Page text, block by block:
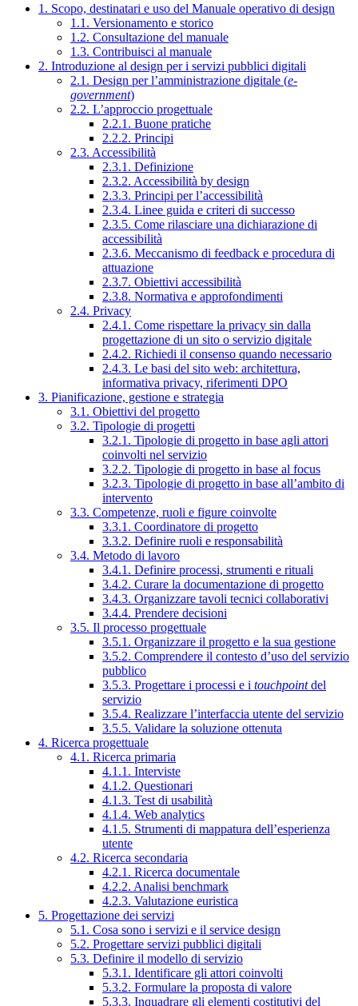
1. Scopo, destinatari e uso del Manuale operativo di design
1.1. Versionamento e storico
1.2. Consultazione del manuale
1.3. Contribuisci al manuale
2. Introduzione al design per i servizi pubblici digitali
2.1. Design per l’amministrazione digitale (e-
government)
2.2. L’approccio progettuale
2.2.1. Buone pratiche
2.2.2. Principi
2.3. Accessibilità
2.3.1. Definizione
2.3.2. Accessibilità by design
2.3.3. Principi per l’accessibilità
2.3.4. Linee guida e criteri di successo
2.3.5. Come rilasciare una dichiarazione di
accessibilità
2.3.6. Meccanismo di feedback e procedura di
attuazione
2.3.7. Obiettivi accessibilità
2.3.8. Normativa e approfondimenti
2.4. Privacy
2.4.1. Come rispettare la privacy sin dalla
progettazione di un sito o servizio digitale
2.4.2. Richiedi il consenso quando necessario
2.4.3. Le basi del sito web: architettura,
informativa privacy, riferimenti DPO
3. Pianificazione, gestione e strategia
3.1. Obiettivi del progetto
3.2. Tipologie di progetti
3.2.1. Tipologie di progetto in base agli attori
coinvolti nel servizio
3.2.2. Tipologie di progetto in base al focus
3.2.3. Tipologie di progetto in base all’ambito di
intervento
3.3. Competenze, ruoli e figure coinvolte
3.3.1. Coordinatore di progetto
3.3.2. Definire ruoli e responsabilità
3.4. Metodo di lavoro
3.4.1. Definire processi, strumenti e rituali
3.4.2. Curare la documentazione di progetto
3.4.3. Organizzare tavoli tecnici collaborativi
3.4.4. Prendere decisioni
3.5. Il processo progettuale
3.5.1. Organizzare il progetto e la sua gestione
3.5.2. Comprendere il contesto d’uso del servizio
pubblico
3.5.3. Progettare i processi e i touchpointdel
servizio
3.5.4. Realizzare l’interfaccia utente del servizio
3.5.5. Validare la soluzione ottenuta
4. Ricerca progettuale
4.1. Ricerca primaria
4.1.1. Interviste
4.1.2. Questionari
4.1.3. Test di usabilità
4.1.4. Web analytics
4.1.5. Strumenti di mappatura dell’esperienza
utente
4.2. Ricerca secondaria
4.2.1. Ricerca documentale
4.2.2. Analisi benchmark
4.2.3. Valutazione euristica
5. Progettazione dei servizi
5.1. Cosa sono i servizi e il service design
5.2. Progettare servizi pubblici digitali
5.3. Definire il modello di servizio
5.3.1. Identificare gli attori coinvolti
5.3.2. Formulare la proposta di valore
5.3.3. Inquadrare gli elementi costitutivi del